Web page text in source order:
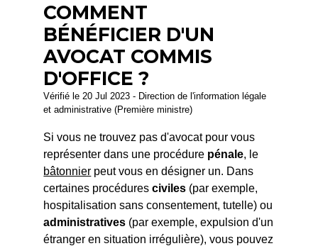
COMMENT
BÉNÉFICIER D'UN
AVOCAT COMMIS
D'OFFICE ?
Vérifié le 20 Jul 2023 - Direction de l'information légale
et administrative (Première ministre)
Si vous ne trouvez pas d'avocat pour vous
représenter dans une procédure pénale, le
bâtonnier peut vous en désigner un. Dans
certaines procédures civiles (par exemple,
hospitalisation sans consentement, tutelle) ou
administratives (par exemple, expulsion d'un
étranger en situation irrégulière), vous pouvez